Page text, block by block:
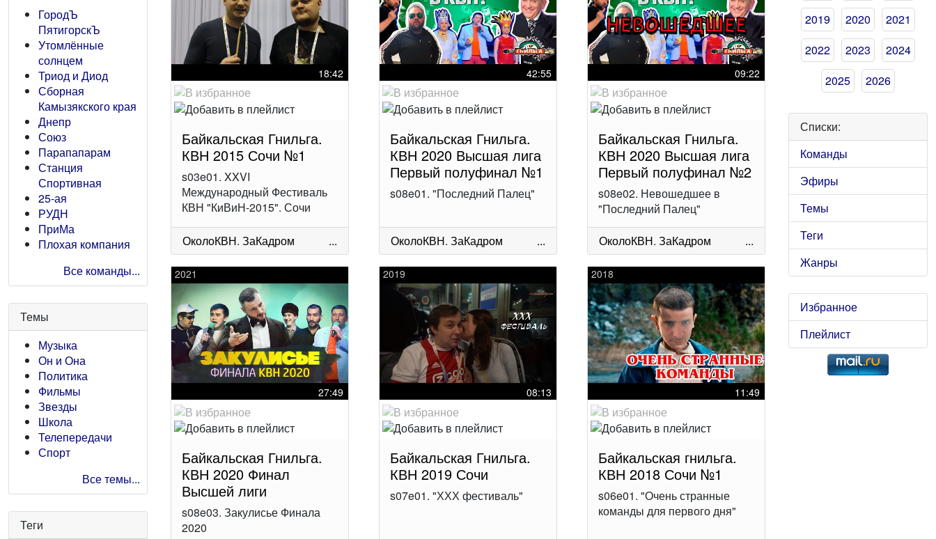
ГородЪ
ПятигорскЪ
Утомлённые
солнцем
Триод и Диод
Сборная
Камызякского края
Днепр
Союз
Парапапарам
Станция
Спортивная
25-ая
РУДН
ПриМа
Плохая компания
Все команды...
Темы
Музыка
Он и Она
Политика
Фильмы
Звезды
Школа
Телепередачи
Спорт
Все темы...
Теги
18:42
Байкальская Гнильга.
КВН 2015 Сочи №1
s03e01. XXVI
Международный Фестиваль
КВН "КиВиН-2015". Сочи
ОколоКВН.ЗаКадром ...
42:55
Байкальская Гнильга.
КВН 2020 Высшая лига
Первый полуфинал №1
s08e01. "Последний Палец"
ОколоКВН. ЗаКадром ...
09:22
Байкальская Гнильга.
КВН 2020 Высшая лига
Первый полуфинал №2
s08e02. Невошедшее в
"Последний Палец"
ОколоКВН. ЗаКадром ...
2021
27:49
Байкальская Гнильга.
КВН 2020 Финал
Высшей лиги
s08e03. Закулисье Финала
2020
2019
08:13
Байкальская Гнильга.
КВН 2019 Сочи
s07e01. "ХХХ фестиваль"
2018
11:49
Байкальская гнильга.
КВН 2018 Сочи №1
s06e01. "Очень странные
команды для первого дня"
2019
2020
2021
2022
2023
2024
2025
2026
Списки:
Команды
Эфиры
Темы
Теги
Жанры
Избранное
Плейлист